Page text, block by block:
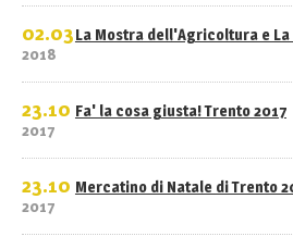
02.03
2018
La Mostra dell'Agricoltura e La
23.10
2017
Fa' la cosa giusta! Trento 2017
23.10
2017
Mercatino di Natale di Trento